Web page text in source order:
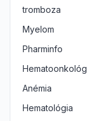
tromboza
Myelom
Pharminfo
Hematoonkológ
Anémia
Hematológia